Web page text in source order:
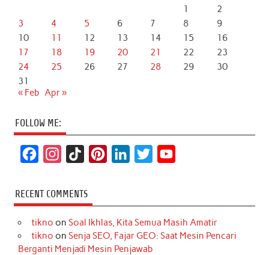
1
2
3
4 5 6 7 8
9
10
11 12 13 14 15
16
17
18 19 20 21 22
23
24
25 26 27 28 29
30
31
« Feb Apr »
FOLLOW ME:
c
e
b
s
t
a
k
T
o
k
t
e
r
k
e
d
t
t
T
u
RECENT COMMENTS
tikno on Soal Ikhlas, Kita Semua Masih Amatir
tikno on Senja SEO, Fajar GEO: Saat Mesin Pencari
Berganti Menjadi Mesin Penjawab